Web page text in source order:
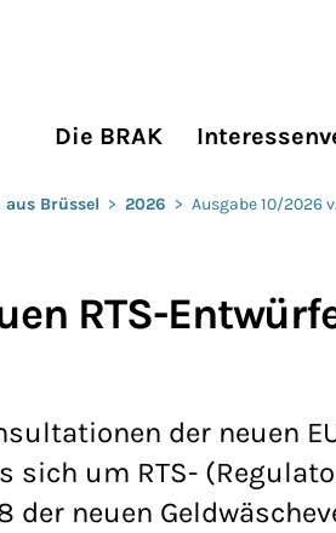
Die BRAK
Brüssel > 2026 > Ausgabe 10/2026
RTS-
der neuen
sich um RTS-
der neuen